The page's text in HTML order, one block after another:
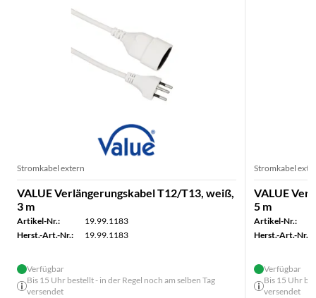
Stromkabel extern
VALUE Verlängerungskabel T12/T13, weiß,
3 m
Artikel-Nr.:
19.99.1183
Herst.-Art.-Nr.:
19.99.1183
Verfügbar
Bis 15 Uhr bestellt - in der Regel noch am selben Tag
versendet
Stromkabel
VALUE
5 m
Artikel-Nr.:
Herst.-Art.-Nr.:
Verfügbar
Bis 15 Uhr
versendet